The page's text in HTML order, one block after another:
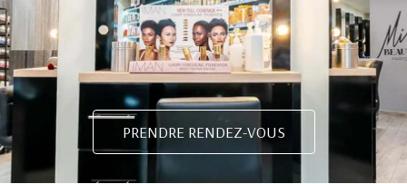
PRENDRE RENDEZ-VOUS